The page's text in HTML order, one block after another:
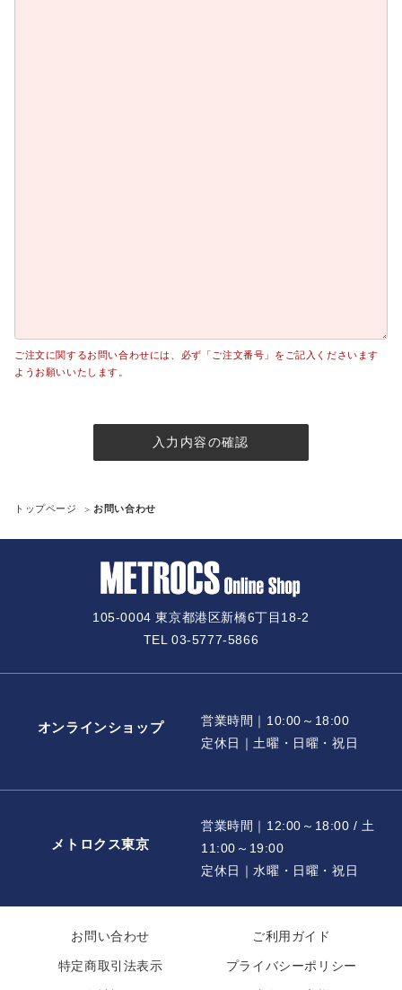
ご注文に関するお問い合わせには、必ず「ご注文番号」をご記入くださいます
ようお願いいたします。
入力内容の確認
トップページ お問い合わせ
105-0004 東京都港区新橋6丁目18-2
TEL 03-5777-5866
オンラインショップ
営業時間｜10:00～18:00
定休日｜土曜・日曜・祝日
メトロクス東京
営業時間｜12:00～18:00 / 土
11:00～19:00
定休日｜水曜・日曜・祝日
お問い合わせ ご利用ガイド
特定商取引法表示 プライバシーポリシー